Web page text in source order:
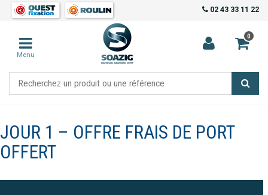
02 43 33 11 22
0
Menu
JOUR 1 – OFFRE FRAIS DE PORT
OFFERT